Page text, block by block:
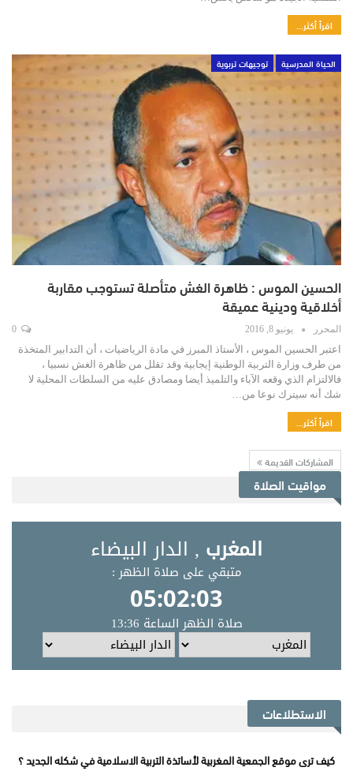
اقرأ أكثر...
الحياة المدرسية توجيهات تربوية
الحسين الموس : ظاهرة الغش متأصلة تستوجب مقاربة
أخلاقية ودينية عميقة
المحرر يونيو 8, 2016
اعتبر الحسين الموس ، الأستاذ المبرز في مادة الرياضيات ، أن التدابير المتخذة
من طرف وزارة التربية الوطنية إيجابية وقد تقلل من ظاهرة الغش نسبيا ،
فالالتزام الذي وقعه الآباء والتلميذ أيضا ومصادق عليه من السلطات المحلية لا
شك أنه سيترك نوعا من…
اقرأ أكثر...
المشاركات القديمة
مواقيت الصلاة
الاستطلاعات
كيف ترى موقع الجمعية المغربية لأساتذة التربية الاسلامية في شكله الجديد ؟